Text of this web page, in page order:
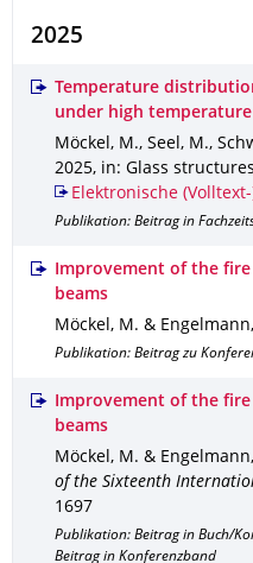
2025
Temperature
under high
Möckel, M., Seel, M.,
2025, in: Glass
Elektronische
Publikation: Beitrag in
Improvement of the
beams
Möckel, M. &
Publikation: Beitrag zu
Improvement of the
beams
Möckel, M. &
of the Sixteenth
1697
Publikation: Beitrag in Buch/
Beitrag in Konferenzband